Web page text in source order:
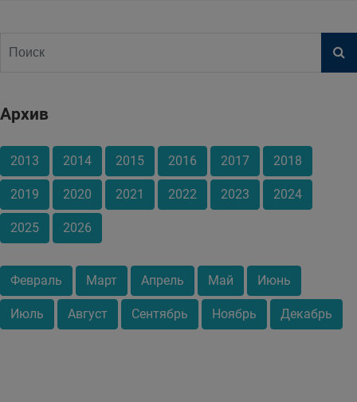
Архив
2013 2014 2015 2016 2017 2018
2019 2020 2021 2022 2023 2024
2025 2026
Февраль Март Апрель Май Июнь
Июль Август Сентябрь Ноябрь Декабрь